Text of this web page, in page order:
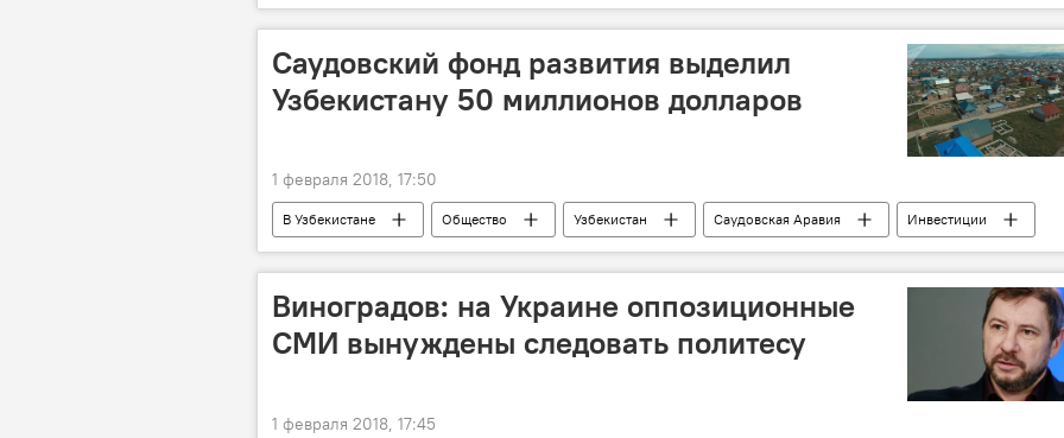
Саудовский фонд развития выделил
Узбекистану 50 миллионов долларов
1 февраля 2018, 17:50
В Узбекистане Общество Узбекистан Саудовская Аравия
Инвестиции
Сельское хозяйство
Виноградов: на Украине оппозиционные
СМИ вынуждены следовать политесу
1 февраля 2018, 17:45